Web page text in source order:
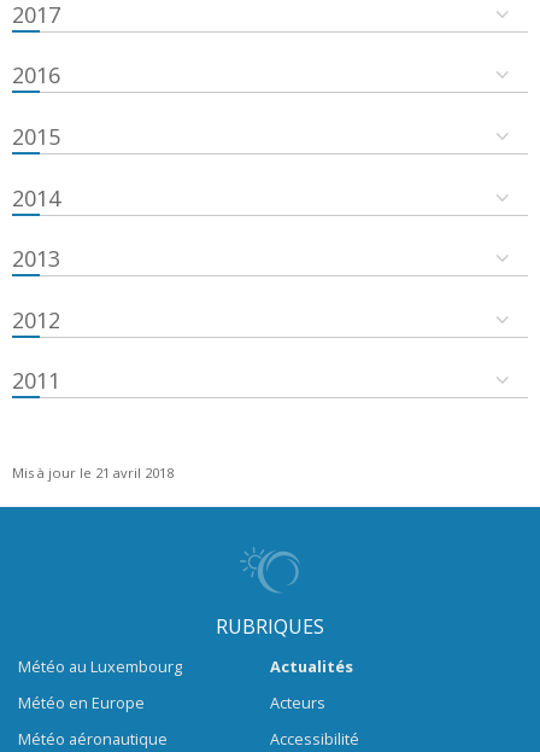
2017
2016
2015
2014
2013
2012
2011
Mis à jour le 21 avril 2018
RUBRIQUES
Météo au Luxembourg
Météo en Europe
Météo aéronautique
Actualités
Acteurs
Accessibilité